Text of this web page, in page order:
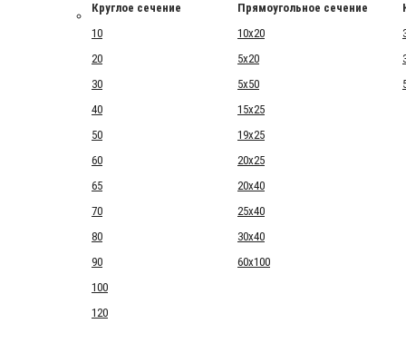
Круглое сечение
Прямоугольное сечение
10
10x20
20
5x20
30
5x50
40
15x25
50
19x25
60
20x25
65
20x40
70
25x40
80
30x40
90
60x100
100
120